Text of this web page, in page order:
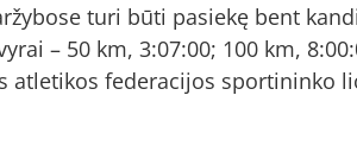
turi būti pasiekę bent
– 50 km, 3:07:00; 100 km,
atletikos federacijos sportininko